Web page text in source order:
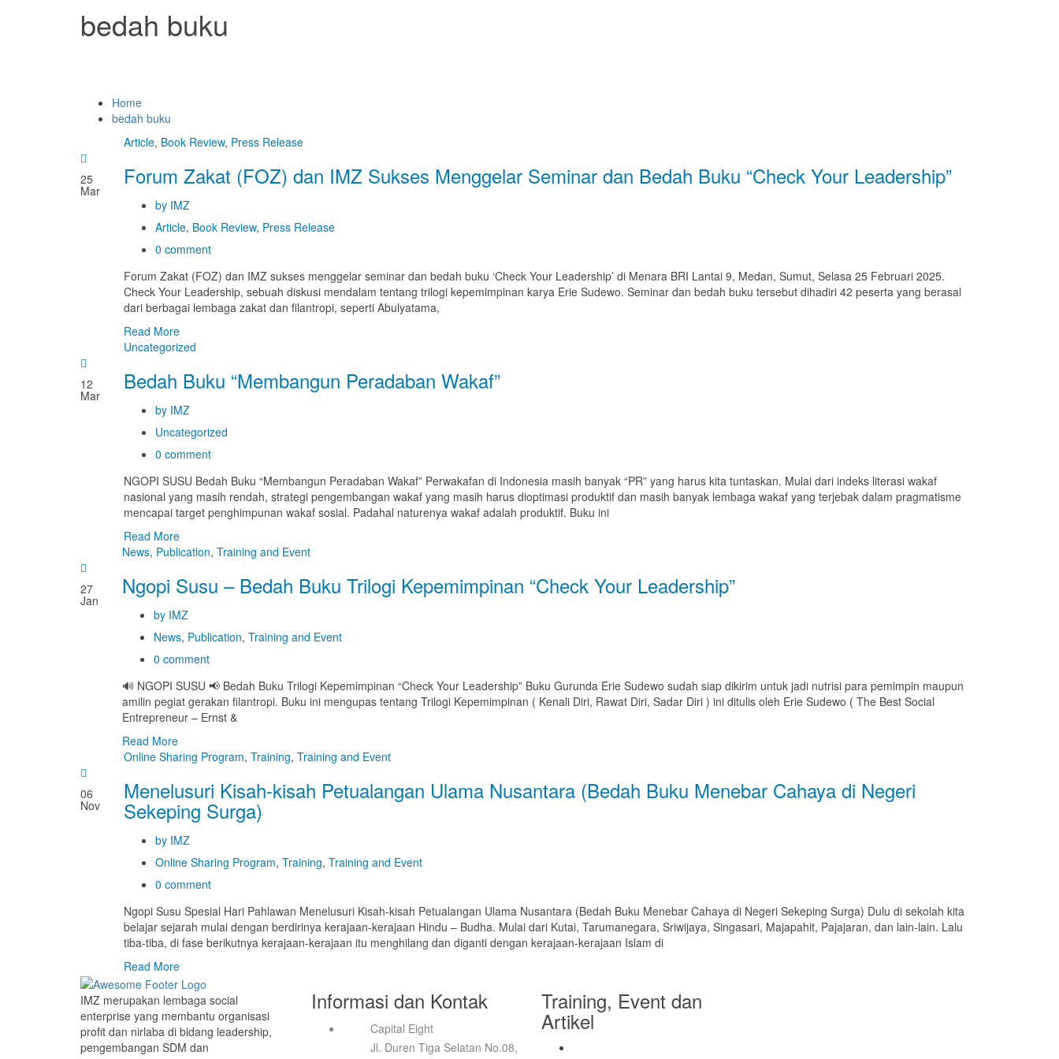
bedah buku
Home
bedah buku
25
Mar
Article, Book Review, Press Release
Forum Zakat (FOZ) dan IMZ Sukses Menggelar Seminar dan Bedah Buku “Check Your Leadership”
by IMZ
Article, Book Review, Press Release
0 comment
Forum Zakat (FOZ) dan IMZ sukses menggelar seminar dan bedah buku ‘Check Your Leadership’ di Menara BRI Lantai 9, Medan, Sumut, Selasa 25 Februari 2025.
Check Your Leadership, sebuah diskusi mendalam tentang trilogi kepemimpinan karya Erie Sudewo. Seminar dan bedah buku tersebut dihadiri 42 peserta yang berasal
dari berbagai lembaga zakat dan filantropi, seperti Abulyatama,
Read More
12
Mar
Uncategorized
Bedah Buku “Membangun Peradaban Wakaf”
by IMZ
Uncategorized
0 comment
NGOPI SUSU Bedah Buku “Membangun Peradaban Wakaf” Perwakafan di Indonesia masih banyak “PR” yang harus kita tuntaskan. Mulai dari indeks literasi wakaf
nasional yang masih rendah, strategi pengembangan wakaf yang masih harus dioptimasi produktif dan masih banyak lembaga wakaf yang terjebak dalam pragmatisme
mencapai target penghimpunan wakaf sosial. Padahal naturenya wakaf adalah produktif. Buku ini
Read More
27
Jan
News, Publication, Training and Event
Ngopi Susu – Bedah Buku Trilogi Kepemimpinan “Check Your Leadership”
by IMZ
News, Publication, Training and Event
0 comment
🔊 NGOPI SUSU 📢 Bedah Buku Trilogi Kepemimpinan “Check Your Leadership” Buku Gurunda Erie Sudewo sudah siap dikirim untuk jadi nutrisi para pemimpin maupun
amilin pegiat gerakan filantropi. Buku ini mengupas tentang Trilogi Kepemimpinan ( Kenali Diri, Rawat Diri, Sadar Diri ) ini ditulis oleh Erie Sudewo ( The Best Social
Entrepreneur – Ernst &
Read More
06
Nov
Online Sharing Program, Training, Training and Event
Menelusuri Kisah-kisah Petualangan Ulama Nusantara (Bedah Buku Menebar Cahaya di Negeri
Sekeping Surga)
by IMZ
Online Sharing Program, Training, Training and Event
0 comment
Ngopi Susu Spesial Hari Pahlawan Menelusuri Kisah-kisah Petualangan Ulama Nusantara (Bedah Buku Menebar Cahaya di Negeri Sekeping Surga) Dulu di sekolah kita
belajar sejarah mulai dengan berdirinya kerajaan-kerajaan Hindu – Budha. Mulai dari Kutai, Tarumanegara, Sriwijaya, Singasari, Majapahit, Pajajaran, dan lain-lain. Lalu
tiba-tiba, di fase berikutnya kerajaan-kerajaan itu menghilang dan diganti dengan kerajaan-kerajaan Islam di
Read More
IMZ merupakan lembaga social
enterprise yang membantu organisasi
profit dan nirlaba di bidang leadership,
pengembangan SDM dan
Informasi dan Kontak
Capital Eight
Jl. Duren Tiga Selatan No.08,
Training, Event dan
Artikel